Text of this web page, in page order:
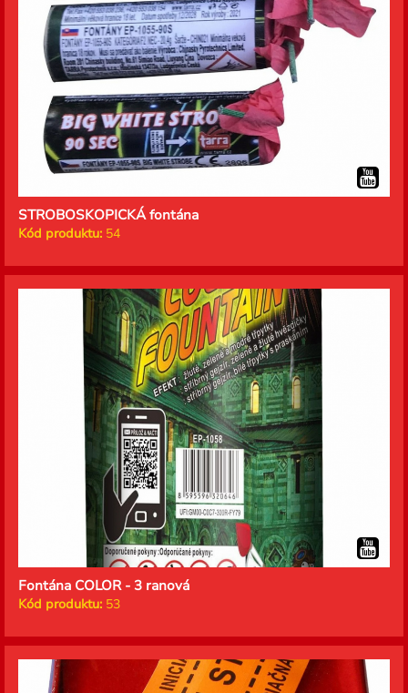
STROBOSKOPICKÁ fontána
Kód produktu: 54
Fontána COLOR - 3 ranová
Kód produktu: 53